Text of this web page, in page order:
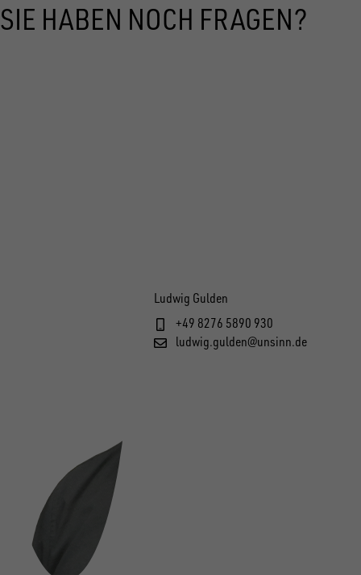
SIE HABEN NOCH FRAGEN?
Ludwig Gulden
+49 8276 5890 930
ludwig.gulden@unsinn.de